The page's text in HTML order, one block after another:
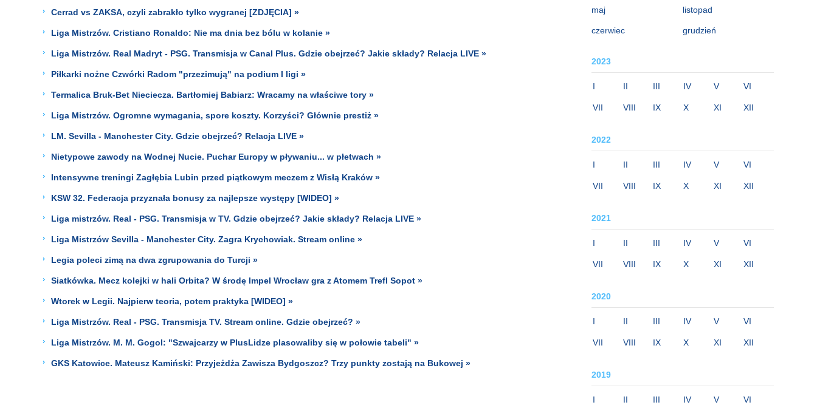
maj
czerwiec
listopad
grudzień
2023
I II III IV V VI
VII VIII IX X XI XII
2022
I II III IV V VI
VII VIII IX X XI XII
2021
I II III IV V VI
VII VIII IX X XI XII
2020
I II III IV V VI
VII VIII IX X XI XII
2019
I II III IV V VI
Cerrad vs ZAKSA, czyli zabrakło tylko wygranej [ZDJĘCIA] »
Liga Mistrzów. Cristiano Ronaldo: Nie ma dnia bez bólu w kolanie »
Liga Mistrzów. Real Madryt - PSG. Transmisja w Canal Plus. Gdzie obejrzeć? Jakie składy? Relacja LIVE »
Piłkarki nożne Czwórki Radom "przezimują" na podium I ligi »
Termalica Bruk-Bet Nieciecza. Bartłomiej Babiarz: Wracamy na właściwe tory »
Liga Mistrzów. Ogromne wymagania, spore koszty. Korzyści? Głównie prestiż »
LM. Sevilla - Manchester City. Gdzie obejrzeć? Relacja LIVE »
Nietypowe zawody na Wodnej Nucie. Puchar Europy w pływaniu... w płetwach »
Intensywne treningi Zagłębia Lubin przed piątkowym meczem z Wisłą Kraków »
KSW 32. Federacja przyznała bonusy za najlepsze występy [WIDEO] »
Liga mistrzów. Real - PSG. Transmisja w TV. Gdzie obejrzeć? Jakie składy? Relacja LIVE »
Liga Mistrzów Sevilla - Manchester City. Zagra Krychowiak. Stream online »
Legia poleci zimą na dwa zgrupowania do Turcji »
Siatkówka. Mecz kolejki w hali Orbita? W środę Impel Wrocław gra z Atomem Trefl Sopot »
Wtorek w Legii. Najpierw teoria, potem praktyka [WIDEO] »
Liga Mistrzów. Real - PSG. Transmisja TV. Stream online. Gdzie obejrzeć? »
Liga Mistrzów. M. M. Gogol: "Szwajcarzy w PlusLidze plasowaliby się w połowie tabeli" »
GKS Katowice. Mateusz Kamiński: Przyjeżdża Zawisza Bydgoszcz? Trzy punkty zostają na Bukowej »